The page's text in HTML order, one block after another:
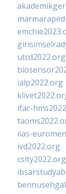
utcd2022.org
ialp2022.org
ifac-
iias-
ivd2022.org
csity2022.org